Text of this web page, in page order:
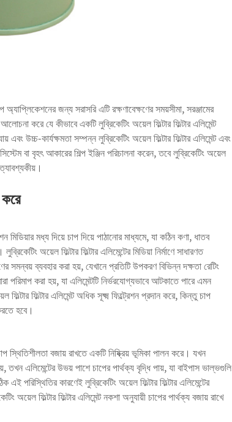
অ্যাপ্লিকেশনের জন্য সরাসরি এটি রক্ষণাবেক্ষণের সময়সীমা, সরঞ্জামের
করে যে কীভাবে একটি লুব্রিকেটিং অয়েল ফিল্টার ফিল্টার এলিমেন্ট
উচ্চ-কার্যক্ষমতা সম্পন্ন লুব্রিকেটিং অয়েল ফিল্টার ফিল্টার এলিমেন্ট এবং
বা বৃহৎ আকারের শিল্প ইঞ্জিন পরিচালনা করেন, তবে লুব্রিকেটিং অয়েল
মিডিয়ার মধ্য দিয়ে চাপ দিয়ে পাঠানোর মাধ্যমে, যা কঠিন কণা, ধাতব
অয়েল ফিল্টার ফিল্টার এলিমেন্টের মিডিয়া নির্মাণে সাধারণত
ব্যবহার করা হয়, যেখানে প্রতিটি উপকরণ বিভিন্ন দক্ষতা রেটিং
পরিমাপ করা হয়, যা এলিমেন্টটি নির্ভরযোগ্যভাবে আটকাতে পারে এমন
ফিল্টার এলিমেন্ট অধিক সূক্ষ্ম ফিল্ট্রেশন প্রদান করে, কিন্তু চাপ
হবে।
স্থিতিশীলতা বজায় রাখতে একটি নিষ্ক্রিয় ভূমিকা পালন করে। যখন
তখন এলিমেন্টের উভয় পাশে চাপের পার্থক্য বৃদ্ধি পায়, যা বাইপাস ভাল্ভগুলি
পরিস্থিতির কারণেই লুব্রিকেটিং অয়েল ফিল্টার ফিল্টার এলিমেন্টের
ফিল্টার ফিল্টার এলিমেন্ট নকশা অনুযায়ী চাপের পার্থক্য বজায় রাখে